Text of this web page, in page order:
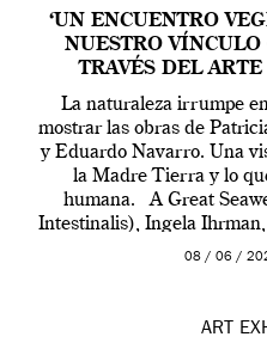
‘UN ENCUENTRO
NUESTRO
TRAVÉS DEL
La naturaleza irrumpe
mostrar las obras de
y Eduardo Navarro. Una
la Madre Tierra y lo
humana. A Great
Intestinalis), Ingela
Madrid y la
08 / 06 /
ART